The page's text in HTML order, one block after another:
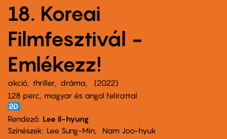
18. Koreai
Filmfesztivál -
Emlékezz!
akció thriller dráma
2022
128 perc,
magyar és angol felirattal
Rendező Lee Il-hyung
Színészek
Lee Sung-Min Nam Joo-hyuk